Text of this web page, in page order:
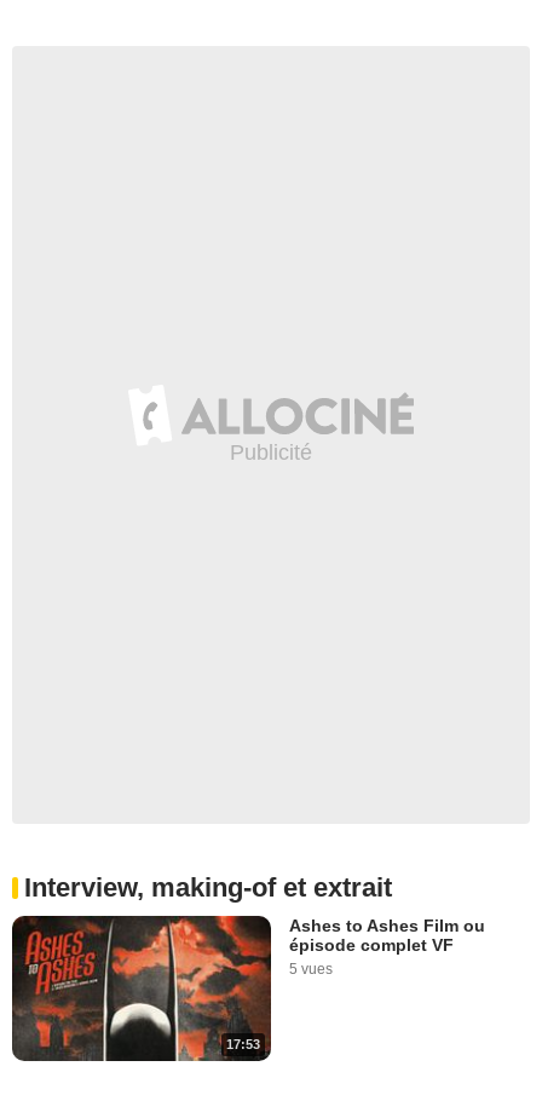
Interview, making-of et extrait
17:53
Ashes to Ashes Film ou
épisode complet VF
5 vues